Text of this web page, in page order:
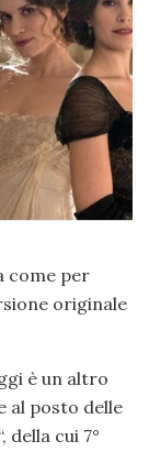
come per
originale
è un altro
al posto delle
“, della cui 7°